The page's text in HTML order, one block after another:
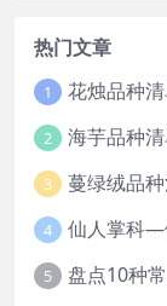
热门文章
1 花烛品种
2 海芋品种
3 蔓绿绒品
4 仙人掌科—
5 盘点10种